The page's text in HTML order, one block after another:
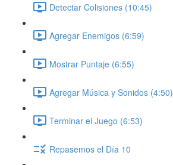
Detectar Colisiones (10:45)
Agregar Enemigos (6:59)
Mostrar Puntaje (6:55)
Agregar Música y Sonidos (4:50)
Terminar el Juego (6:53)
Repasemos el Día 10